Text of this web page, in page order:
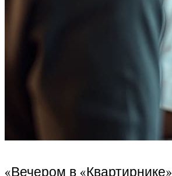
«Вечером в